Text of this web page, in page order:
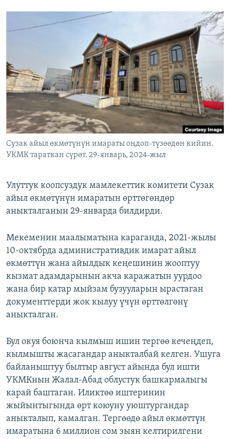
ЫҢГАЙСЫЗ СУРООЛОР
Русский
ЭЕ/АРнун бардык сайттары
Сузак айыл өкмөтүнүн имараты оңдоп-түзөөдөн кийин.
УКМК тараткан сүрөт. 29-январь, 2024-жыл
Улуттук коопсуздук мамлекеттик комитети Сузак
айыл өкмөтүнүн имаратын өрттөгөндөр
аныкталганын 29-январда билдирди.
Мекеменин маалыматына караганда, 2021-жылы
10-октябрда административдик имарат айыл
өкмөттүн жана айылдык кеңешинин жооптуу
кызмат адамдарынын акча каражатын уурдоо
жана бир катар мыйзам бузууларын ырастаган
документтерди жок кылуу үчүн өрттөлгөнү
аныкталган.
Бул окуя боюнча кылмыш ишин тергөө кечеңдеп,
кылмышты жасагандар аныкталбай келген. Ушуга
байланыштуу былтыр август айында бул ишти
УКМКнын Жалал-Абад облустук башкармалыгы
карай баштаган. Иликтөө иштеринин
жыйынтыгында өрт коюуну уюштургандар
аныкталып, камалган. Тергөөдө айыл өкмөттүн
имаратына 6 миллион сом зыян келтирилгени